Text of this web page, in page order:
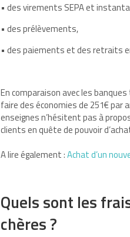
• des virements SEPA et
• des prélèvements,
• des paiements et des retraits
En comparaison avec les
faire des économies de 251€ par
enseignes n’hésitent pas à
clients en quête de pouvoir
A lire également :Achat d’un
Quels sont les
chères ?